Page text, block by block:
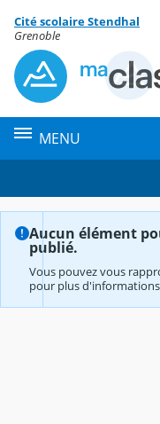
Contenu
Cité scolaire Stendhal
Grenoble
MENU
Aucun élément
publié.
Vous pouvez vous
pour plus